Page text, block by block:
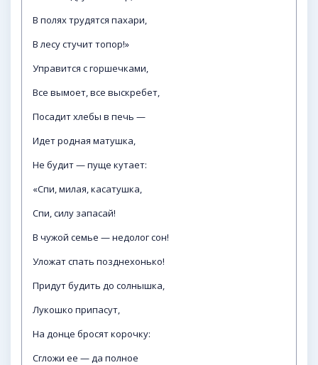
В полях трудятся пахари,
В лесу стучит топор!»
Управится с горшечками,
Все вымоет, все выскребет,
Посадит хлебы в печь —
Идет родная матушка,
Не будит — пуще кутает:
«Спи, милая, касатушка,
Спи, силу запасай!
В чужой семье — недолог сон!
Уложат спать позднехонько!
Придут будить до солнышка,
Лукошко припасут,
На донце бросят корочку:
Сгложи ее — да полное